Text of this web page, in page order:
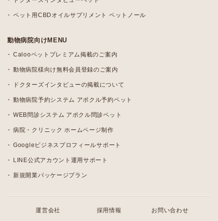
ペット用CBDオイルサプリメント ペットノール
動物病院向けMENU
Calooペットプレミアム掲載のご案内
動物病院様向け無料会員登録のご案内
ドクターズインタビューの掲載について
動物病院予約システム アポクル予約ペット
WEB問診システム アポクル問診ペット
病院・クリニック ホームページ制作
Googleビジネスプロフィールサポート
LINE公式アカウント運用サポート
新規開業パッケージプラン
運営会社 採用情報 お問い合わせ